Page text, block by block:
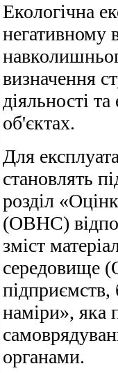
Екологічна
негативному
визначення
діяльності
об'єктах.
Для
становлять
розділ
(ОВНС)
зміст
середовище
підприємств,
наміри», яка
органами.